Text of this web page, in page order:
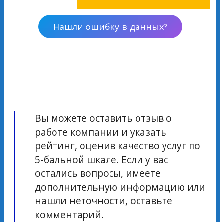
Нашли ошибку в данных?
Вы можете оставить отзыв о
работе компании и указать
рейтинг, оценив качество услуг по
5-бальной шкале. Если у вас
остались вопросы, имеете
дополнительную информацию или
нашли неточности, оставьте
комментарий.